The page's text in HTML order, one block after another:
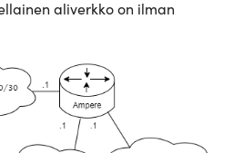
aliverkko on ilman